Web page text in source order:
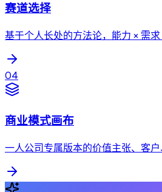
赛道选择
基于个人长处的方法论，能力 × 需
04
商业模式画布
一人公司专属版本的价值主张、客